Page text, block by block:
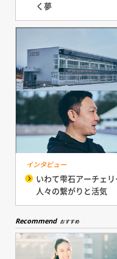
く夢
インタビュー
いわて雫石アーチェ
人々の繋がりと活気
Recommend おすすめ